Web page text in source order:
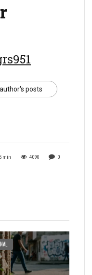
min 4090 0
posts